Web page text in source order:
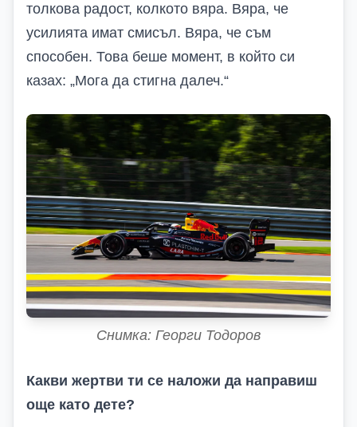
толкова радост, колкото вяра. Вяра, че
усилията имат смисъл. Вяра, че съм
способен. Това беше момент, в който си
казах: „Мога да стигна далеч.“
Снимка: Георги Тодоров
Какви жертви ти се наложи да направиш
още като дете?